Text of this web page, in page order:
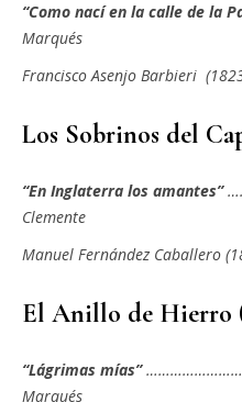
“Como nací en la calle de la
Marqués
Francisco Asenjo Barbieri
Los Sobrinos del
“En Inglaterra los amantes”
Clemente
Manuel Fernández Caballero
El Anillo de Hierro
“Lágrimas mías”
Marqués